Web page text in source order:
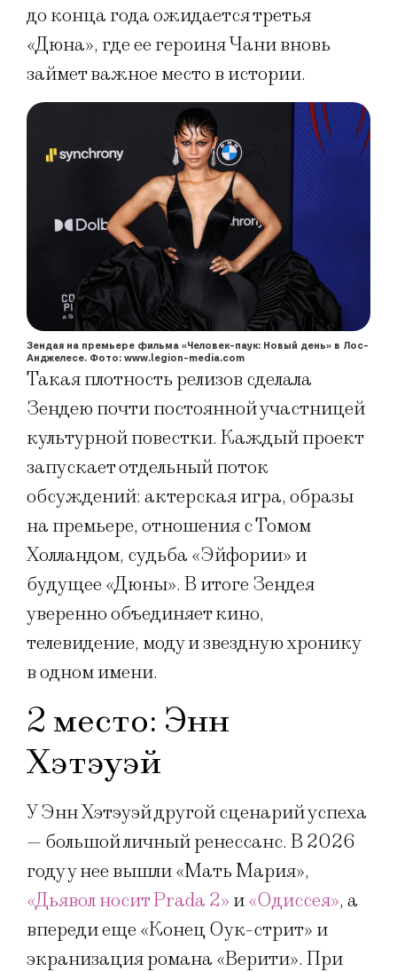
до конца года ожидается третья
«Дюна», где ее героиня Чани вновь
займет важное место в истории.
Зендая на премьере фильма «Человек-паук: Новый день» в Лос-
Анджелесе. Фото: www.legion-media.com
Такая плотность релизов сделала
Зендею почти постоянной участницей
культурной повестки. Каждый проект
запускает отдельный поток
обсуждений: актерская игра, образы
на премьере, отношения с Томом
Холландом, судьба «Эйфории» и
будущее «Дюны». В итоге Зендея
уверенно объединяет кино,
телевидение, моду и звездную хронику
в одном имени.
2 место: Энн
Хэтэуэй
У Энн Хэтэуэй другой сценарий успеха
— большой личный ренессанс. В 2026
году у нее вышли «Мать Мария»,
«Дьявол носит Prada 2» и«Одиссея», а
впереди еще «Конец Оук-стрит» и
экранизация романа «Верити». При